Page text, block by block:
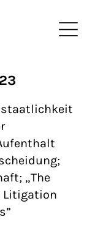
„The
Litigation